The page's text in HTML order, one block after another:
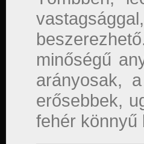
minőségű
arányosak,
erősebbek,
fehér könnyű